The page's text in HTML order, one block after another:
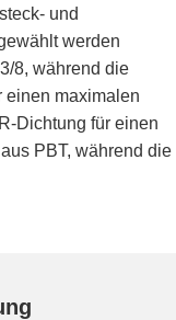
und
werden
8, während die
einen maximalen
Dichtung für einen
PBT, während die